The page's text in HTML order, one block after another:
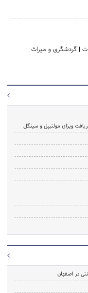
| گردشگری و میراث
ویزای مولتیپل و سینگل
در اصفهان